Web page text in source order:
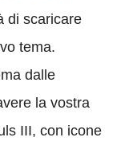
di scaricare
tema.
dalle
la vostra
III, con icone